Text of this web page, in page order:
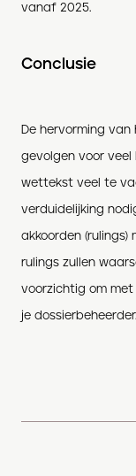
vanaf 2025.
Conclusie
De hervorming
gevolgen voor
wettekst veel te
verduidelijking
akkoorden (rulings)
rulings zullen waa
voorzichtig om
je dossierbeheerder.